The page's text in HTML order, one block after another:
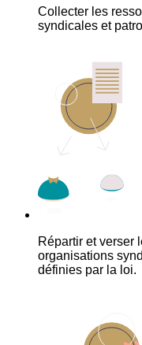
Collecter les
syndicales et
Répartir et verser
organisations
définies par la loi.